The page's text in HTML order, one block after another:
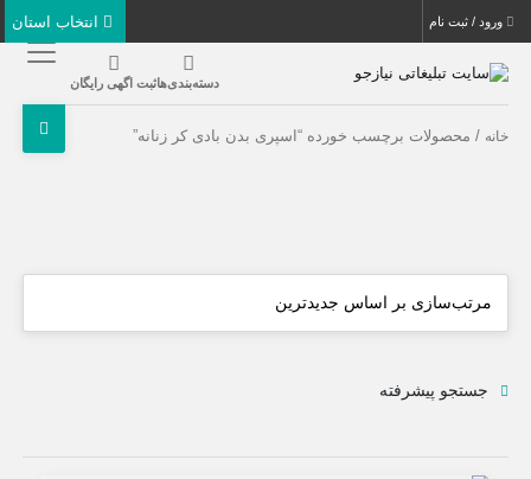
ورود / ثبت نام
دسته‌بندی‌هاثبت اگهی رایگان
خانه / محصولات برچسب خورده “اسپری بدن بادی کر زنانه”
جستجو پیشرفته